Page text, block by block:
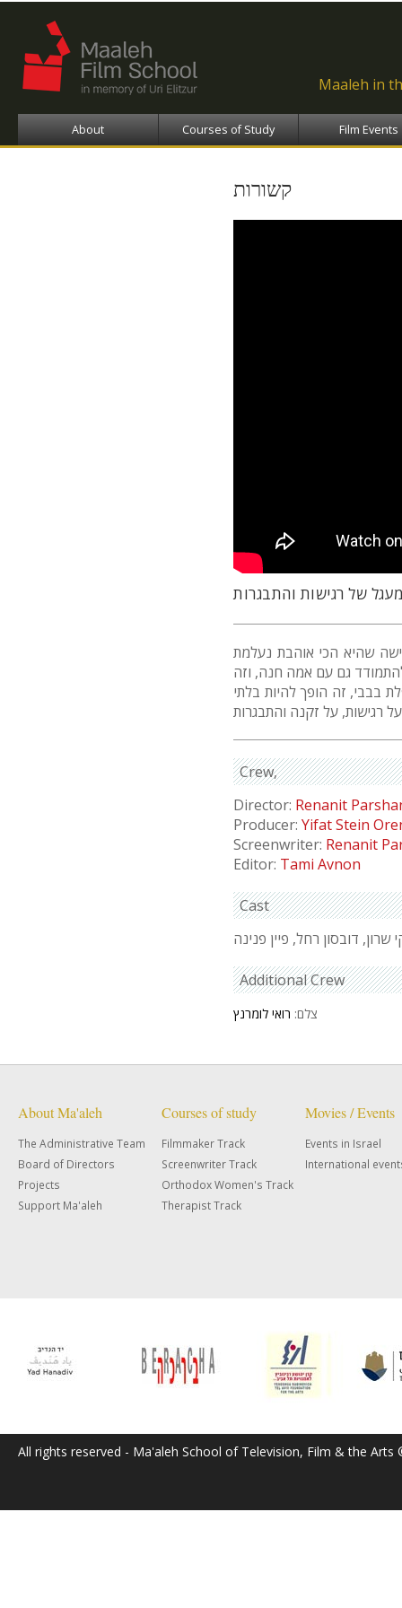
Maaleh in
About Courses of Study Film Events
קשורות
של רגישות והתבגרות
שהיא הכי אוהבת נעלמת
גם עם אמה חנה, וזה
בבבי, זה הופך להיות בלתי
Crew
Director: Renanit
Producer: Yifat Stein
Screenwriter: Renanit
Editor: Tami Avnon
Cast
שרון, דובסון רחל, פיין פנינה
Additional Crew
צלם: רואי לומרנץ
About Ma'aleh
The Administrative Team
Board of Directors
Projects
Support Ma'aleh
Courses of study
Filmmaker Track
Screenwriter Track
Orthodox Women's Track
Therapist Track
Movies / Events
Events in Israel
International
All rights reserved - Ma'aleh School of Television, Film & the